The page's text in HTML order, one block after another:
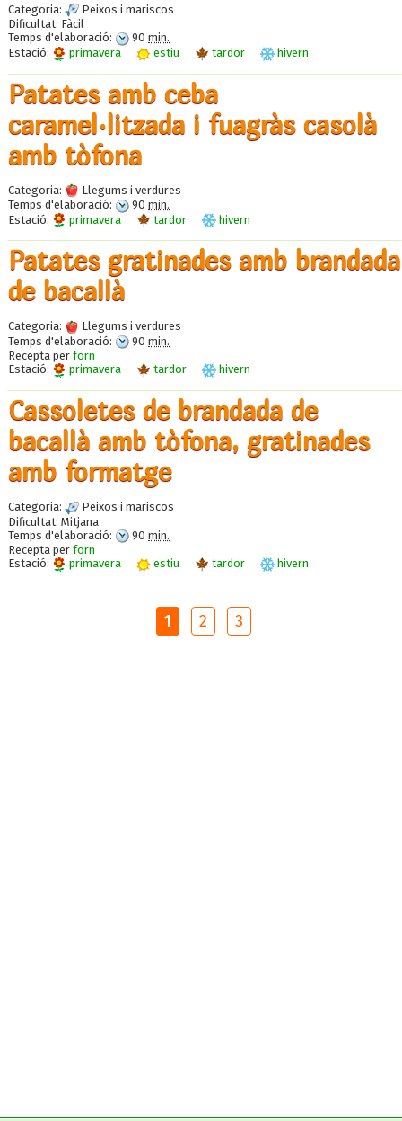
Categoria:
Peixos i mariscos
Dificultat: Fàcil
Temps d'elaboració:
90 min.
Estació:
primavera estiu tardor hivern
Patates amb ceba
caramel·litzada i fuagràs casolà
amb tòfona
Categoria:
Llegums i verdures
Temps d'elaboració:
90 min.
Estació:
primavera tardor hivern
Patates gratinades amb brandada
de bacallà
Categoria:
Llegums i verdures
Temps d'elaboració:
90 min.
Recepta per forn
Estació:
primavera tardor hivern
Cassoletes de brandada de
bacallà amb tòfona, gratinades
amb formatge
Categoria:
Peixos i mariscos
Dificultat: Mitjana
Temps d'elaboració:
90 min.
Recepta per forn
Estació:
primavera estiu tardor hivern
1 2 3